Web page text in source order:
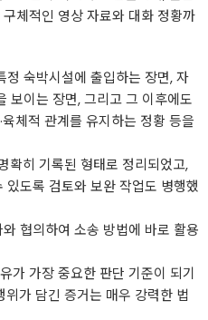
체적인 영상 자료와 대화 정황까
숙박시설에 출입하는 장면, 자
보이는 장면, 그리고 그 이후에도
체적 관계를 유지하는 정황 등을
확히 기록된 형태로 정리되었고,
도록 검토와 보완 작업도 병행했
협의하여 소송 방법에 바로 활용
가 가장 중요한 판단 기준이 되기
가 담긴 증거는 매우 강력한 법